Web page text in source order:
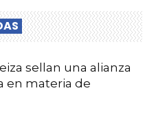
sellan una alianza
en materia de